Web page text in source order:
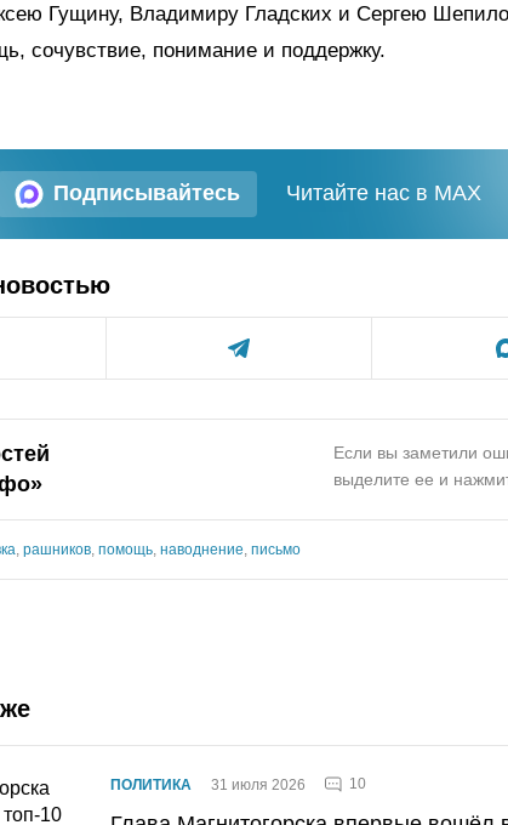
Гущину, Владимиру Гладских и Сергею
сочувствие, понимание и поддержку.
Подписывайтесь Читайте нас в MAX
Если вы заметили
выделите ее и
рашников помощь наводнение письмо
ПОЛИТИКА 31 июля 2026 10